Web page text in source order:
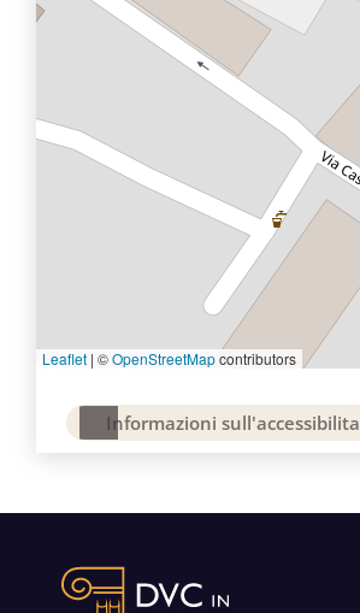
Leaflet | ©OpenStreetMapcontributors
Informazioni sull'accessibilita